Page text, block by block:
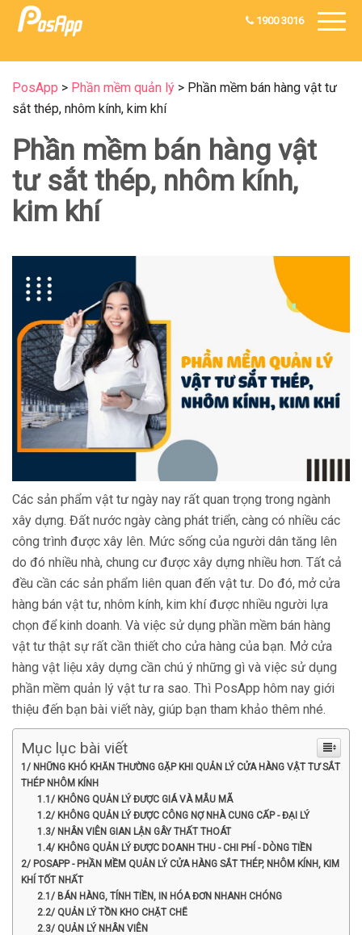
1900 3016
PosApp > Phần mềm quản lý > Phần mềm bán hàng vật tư
sắt thép, nhôm kính, kim khí
Phần mềm bán hàng vật
tư sắt thép, nhôm kính,
kim khí
Các sản phẩm vật tư ngày nay rất quan trọng trong ngành
xây dựng. Đất nước ngày càng phát triển, càng có nhiều các
công trình được xây lên. Mức sống của người dân tăng lên
do đó nhiều nhà, chung cư được xây dựng nhiều hơn. Tất cả
đều cần các sản phẩm liên quan đến vật tư. Do đó, mở cửa
hàng bán vật tư, nhôm kính, kim khí được nhiều người lựa
chọn để kinh doanh. Và việc sử dụng phần mềm bán hàng
vật tư thật sự rất cần thiết cho cửa hàng của bạn. Mở cửa
hàng vật liệu xây dựng cần chú ý những gì và việc sử dụng
phần mềm quản lý vật tư ra sao. Thì PosApp hôm nay giới
thiệu đến bạn bài viết này, giúp bạn tham khảo thêm nhé.
Mục lục bài viết
1/ NHỮNG KHÓ KHĂN THƯỜNG GẶP KHI QUẢN LÝ CỬA HÀNG VẬT TƯ SẮT
THÉP NHÔM KÍNH
1.1/ KHÔNG QUẢN LÝ ĐƯỢC GIÁ VÀ MẪU MÃ
1.2/ KHÔNG QUẢN LÝ ĐƯỢC CÔNG NỢ NHÀ CUNG CẤP - ĐẠI LÝ
1.3/ NHÂN VIÊN GIAN LẬN GÂY THẤT THOÁT
1.4/ KHÔNG QUẢN LÝ ĐƯỢC DOANH THU - CHI PHÍ - DÒNG TIỀN
2/ POSAPP - PHẦN MỀM QUẢN LÝ CỬA HÀNG SẮT THÉP, NHÔM KÍNH, KIM
KHÍ TỐT NHẤT
2.1/ BÁN HÀNG, TÍNH TIỀN, IN HÓA ĐƠN NHANH CHÓNG
2.2/ QUẢN LÝ TỒN KHO CHẶT CHẼ
2.3/ QUẢN LÝ NHÂN VIÊN